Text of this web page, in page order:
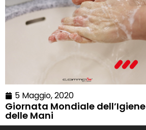
5 Maggio, 2020
Giornata Mondiale dell’Igiene
delle Mani